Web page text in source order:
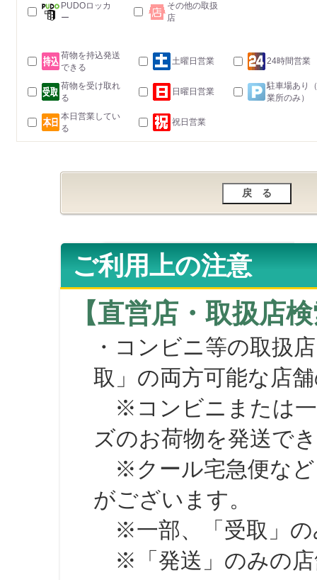
PUDOロッカ
ー
その他の取扱
店
荷物を持込発送
できる
土曜日営業 24時間営業
荷物を受け取れ
る
日曜日営業
駐車場あり
業所のみ）
本日営業してい
る
祝日営業
ご利用上の注意
【直営店・取扱店
・コンビニ等の取扱
取」の両方可能な店
※コンビニまたは一
ズのお荷物を発送で
※クール宅急便など
がございます。
※一部、「受取」の
※「発送」のみの店